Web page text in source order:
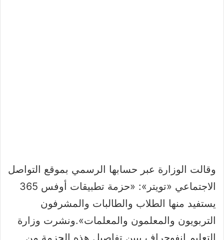
وقالت الوزارة عبر حسابها الرسمي بموقع التواصل
الاجتماعي «تويتر»: «حزمة تطبيقات أوفس 365
يستفيد منها الطلاب والطالبات والمشرفون
التربويون والمعلمون والمعلمات».ونشرت وزارة